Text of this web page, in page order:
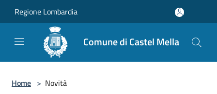
Regione Lombardia
Comune di Castel Mella
Home > Novità